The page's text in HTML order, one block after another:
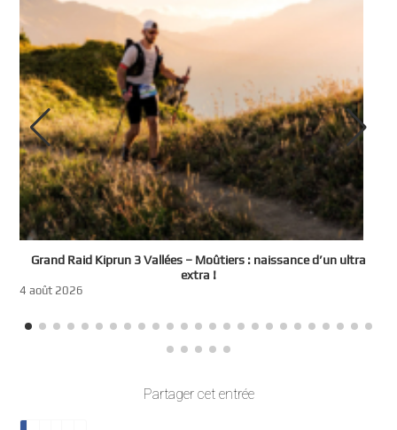
Grand Raid Kiprun 3 Vallées – Moûtiers : naissance d’un ultra
extra !
4 août 2026
Partager cet entrée